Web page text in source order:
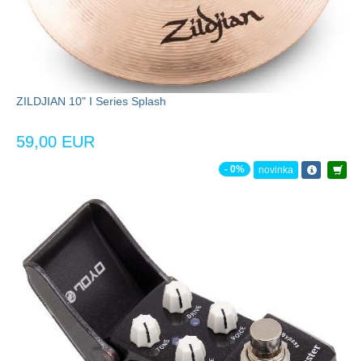
ZILDJIAN 10" I Series Splash
59,00 EUR
- 0% novinka